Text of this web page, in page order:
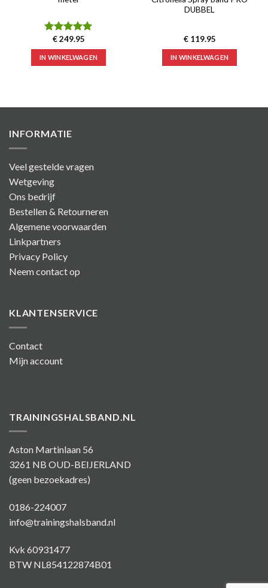
Waardering
5.00uit 5
€249.95
IN WINKELWAGEN
DUBBEL
€119.95
IN WINKELWAGEN
INFORMATIE
Veel gestelde vragen
Wetgeving
Ons bedrijf
Bestellen & Retourneren
Algemene voorwaarden
Linkpartners
Privacy Policy
Neem contact op
KLANTENSERVICE
Contact
Mijn account
TRAININGSHALSBAND.NL
Aston Martinlaan 56
3261 NB OUD-BEIJERLAND
(geen bezoekadres)
0186-224007
info@trainingshalsband.nl
Kvk 60931477
BTW NL854122874B01